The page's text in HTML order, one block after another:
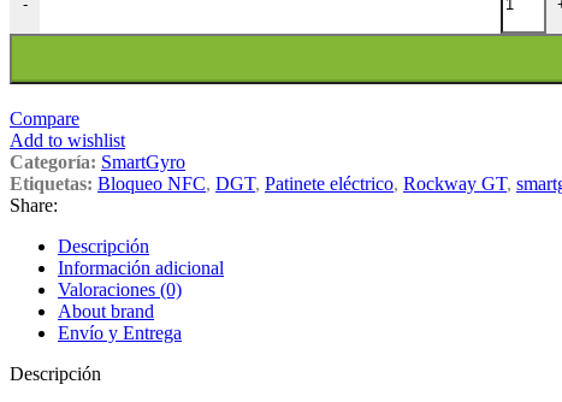
-
Compare
Add to wishlist
Categoría: SmartGyro
Etiquetas: Bloqueo NFC, DGT, Patinete eléctrico, Rockway GT,
Share:
Descripción
Información adicional
Valoraciones (0)
About brand
Envío y Entrega
Descripción